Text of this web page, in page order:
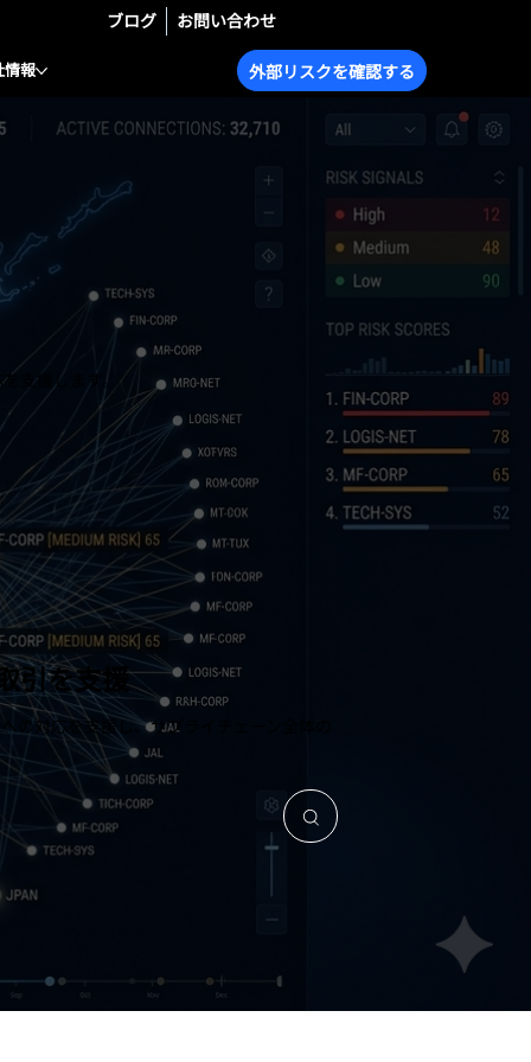
外部リスクを確認する
情報
ブログ お問い合わせ
支援します。
引を支援
の対応を支援し、サプライチェーン全体の